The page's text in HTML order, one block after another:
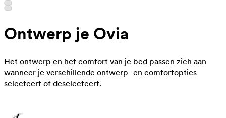
Ontwerp je Ovia
Het ontwerp en het comfort van je bed passen zich aan
wanneer je verschillende ontwerp- en comfortopties
selecteert of deselecteert.